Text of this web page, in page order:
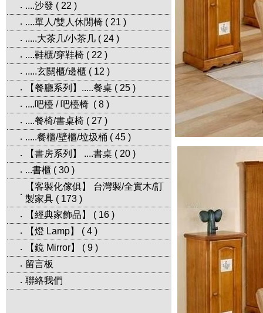
‧ ....沙發 ( 22 )
‧ ....單人/雙人休閒椅 ( 21 )
‧ .....大茶几/小茶几 ( 24 )
‧ ....鞋櫃/穿鞋椅 ( 22 )
‧ .....玄關櫃/邊櫃 ( 12 )
‧
【餐廳系列】.....餐桌 ( 25 )
‧ ....吧檯 / 吧檯椅 ( 8 )
‧ ....餐椅/書桌椅 ( 27 )
‧ .....餐櫃/壁櫃/垃圾桶 ( 45 )
‧
【書房系列】 ....書桌 ( 20 )
‧ ...書櫃 ( 30 )
‧
【客製化傢俱】 台灣製/全實木/訂
製家具 ( 173 )
‧
【經典家飾品】 ( 16 )
‧
【燈 Lamp】 ( 4 )
‧
【鏡 Mirror】 ( 9 )
‧ 留言板
‧ 聯絡我們